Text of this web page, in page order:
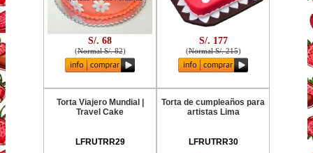
S/. 68
(Normal S/. 82)
S/. 177
(Normal S/. 215)
Torta Viajero Mundial |
Travel Cake
LFRUTRR29
Torta de cumpleaños para
artistas Lima
LFRUTRR30